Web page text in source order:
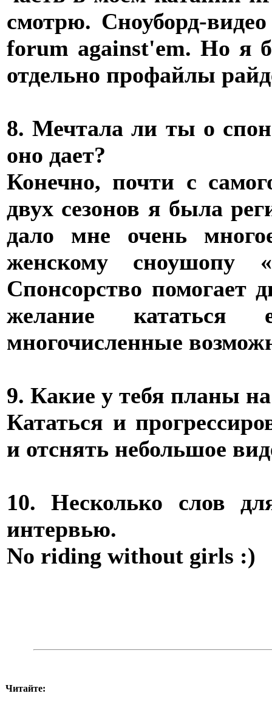
смотрю. Сноуборд-
forum against'em. Но я
отдельно профайлы
8. Мечтала ли ты о
оно дает?
Конечно, почти с
двух сезонов я была
дало мне очень
женскому сноушопу
Спонсорство помогает
желание
многочисленные
9. Какие у тебя планы
Кататься и
и отснять небольшое
10. Несколько слов
интервью.
No riding without girls :)
Читайте: